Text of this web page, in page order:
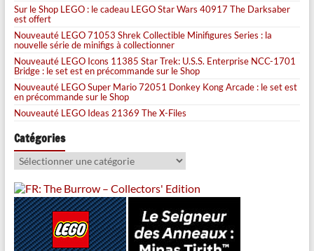
Sur le Shop LEGO : le cadeau LEGO Star Wars 40917 The Darksaber
est offert
Nouveauté LEGO 71053 Shrek Collectible Minifigures Series : la
nouvelle série de minifigs à collectionner
Nouveauté LEGO Icons 11385 Star Trek: U.S.S. Enterprise NCC-1701
Bridge : le set est en précommande sur le Shop
Nouveauté LEGO Super Mario 72051 Donkey Kong Arcade : le set est
en précommande sur le Shop
Nouveauté LEGO Ideas 21369 The X-Files
Catégories
Catégories